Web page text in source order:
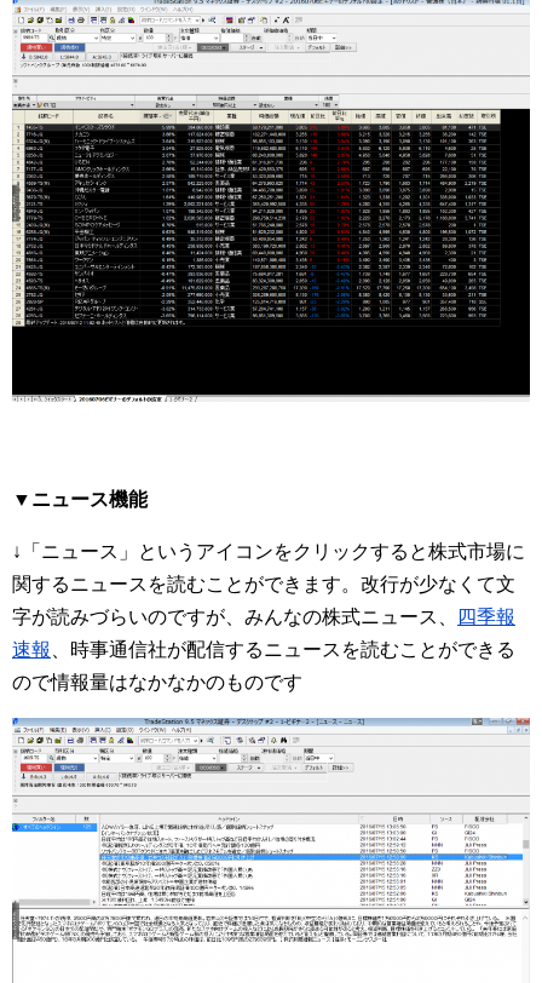
▼ニュース機能
↓「ニュース」というアイコンをクリックすると株式市場に
関するニュースを読むことができます。改行が少なくて文
字が読みづらいのですが、みんなの株式ニュース、
四季報
速報
、時事通信社が配信するニュースを読むことができる
ので情報量はなかなかのものです